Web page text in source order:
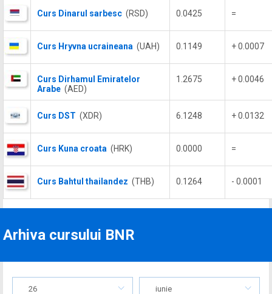
Curs Dinarul sarbesc (RSD) 0.0425 =
Curs Hryvna ucraineana (UAH) 0.1149 + 0.0007
Curs Dirhamul Emiratelor
Arabe (AED)
1.2675 + 0.0046
Curs DST (XDR) 6.1248 + 0.0132
Curs Kuna croata (HRK) 0.0000 =
Curs Bahtul thailandez (THB) 0.1264 - 0.0001
Arhiva cursului BNR
26 iunie